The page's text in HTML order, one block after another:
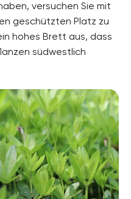
Waldgarten
versuchen Sie mit
geschützten Platz zu
hohes Brett aus, dass
südwestlich